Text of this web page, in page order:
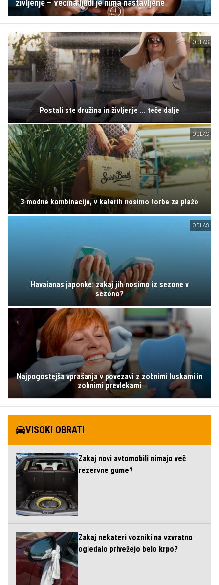
življenje – večina ljudi je nima nastavljene
OGLAS
Postali ste družina in življenje ... teče dalje
OGLAS
3 modne kombinacije, v katerih nosimo torbe za plažo
OGLAS
Havaianas japonke: zakaj jih nosimo iz sezone v
sezono?
Najpogostejša vprašanja v povezavi z zobnimi luskami in
zobnimi prevlekami
VISOKI OBRATI
Zakaj novi avtomobili nimajo več
rezervne gume?
Zakaj nekateri vozniki na vzvratno
ogledalo privežejo belo krpo?